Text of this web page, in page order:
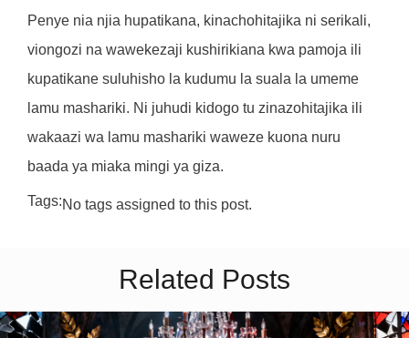
Penye nia njia hupatikana, kinachohitajika ni serikali,
viongozi na wawekezaji kushirikiana kwa pamoja ili
kupatikane suluhisho la kudumu la suala la umeme
lamu mashariki. Ni juhudi kidogo tu zinazohitajika ili
wakaazi wa lamu mashariki waweze kuona nuru
baada ya miaka mingi ya giza.
Tags:No tags assigned to this post.
Related Posts